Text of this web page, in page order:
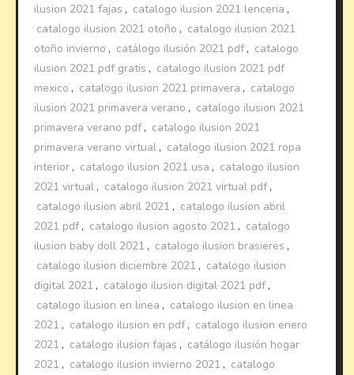
ilusion 2021 fajas , catalogo ilusion 2021 lenceria ,
catalogo ilusion 2021 otoño , catalogo ilusion 2021
otoño invierno , catálogo ilusión 2021 pdf , catalogo
ilusion 2021 pdf gratis , catalogo ilusion 2021 pdf
mexico , catalogo ilusion 2021 primavera , catalogo
ilusion 2021 primavera verano , catalogo ilusion 2021
primavera verano pdf , catalogo ilusion 2021
primavera verano virtual , catalogo ilusion 2021 ropa
interior , catalogo ilusion 2021 usa , catalogo ilusion
2021 virtual , catalogo ilusion 2021 virtual pdf ,
catalogo ilusion abril 2021 , catalogo ilusion abril
2021 pdf , catalogo ilusion agosto 2021 , catalogo
ilusion baby doll 2021 , catalogo ilusion brasieres ,
catalogo ilusion diciembre 2021 , catalogo ilusion
digital 2021 , catalogo ilusion digital 2021 pdf ,
catalogo ilusion en linea , catalogo ilusion en linea
2021 , catalogo ilusion en pdf , catalogo ilusion enero
2021 , catalogo ilusion fajas , catálogo ilusión hogar
2021 , catalogo ilusion invierno 2021 , catalogo